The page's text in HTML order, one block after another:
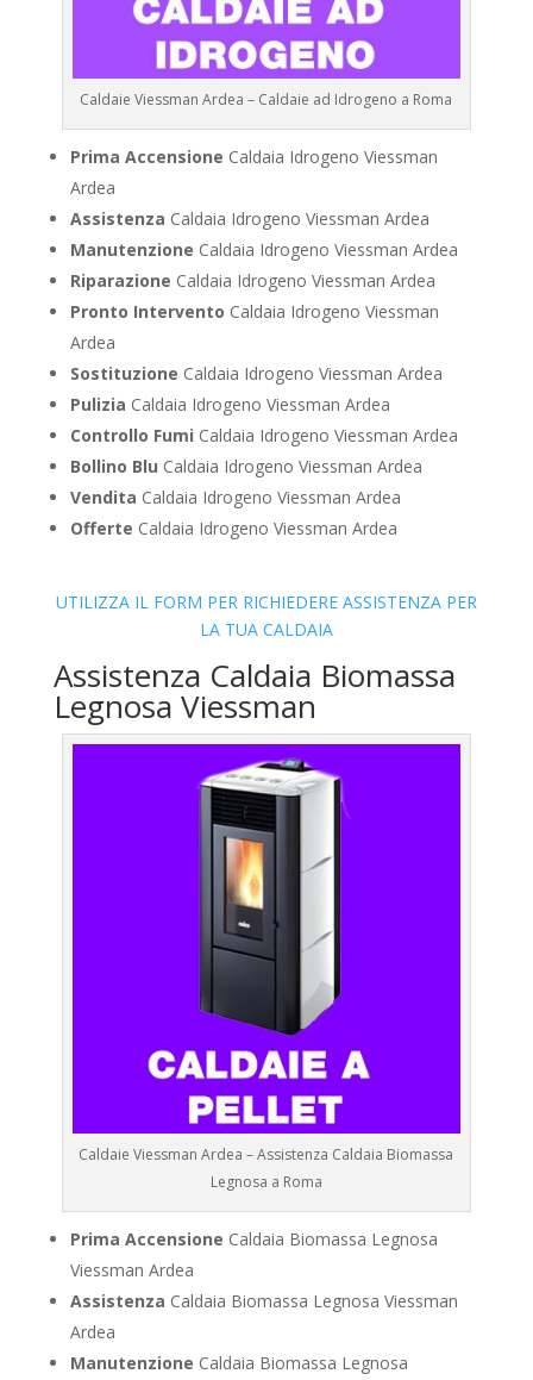
Caldaie Viessman Ardea – Caldaie ad Idrogeno a Roma
Prima Accensione Caldaia Idrogeno Viessman
Ardea
Assistenza Caldaia Idrogeno Viessman Ardea
Manutenzione Caldaia Idrogeno Viessman Ardea
Riparazione Caldaia Idrogeno Viessman Ardea
Pronto Intervento Caldaia Idrogeno Viessman
Ardea
Sostituzione Caldaia Idrogeno Viessman Ardea
Pulizia Caldaia Idrogeno Viessman Ardea
Controllo Fumi Caldaia Idrogeno Viessman Ardea
Bollino Blu Caldaia Idrogeno Viessman Ardea
Vendita Caldaia Idrogeno Viessman Ardea
Offerte Caldaia Idrogeno Viessman Ardea
UTILIZZA IL FORM PER RICHIEDERE ASSISTENZA PER
LA TUA CALDAIA
Assistenza Caldaia Biomassa
Legnosa Viessman
Caldaie Viessman Ardea – Assistenza Caldaia Biomassa
Legnosa a Roma
Prima Accensione Caldaia Biomassa Legnosa
Viessman Ardea
Assistenza Caldaia Biomassa Legnosa Viessman
Ardea
Manutenzione Caldaia Biomassa Legnosa